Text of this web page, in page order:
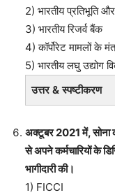
2) भारतीय प्रतिभूति और
3) भारतीय रिजर्व बैंक
4) कॉर्पोरेट मामलों के
5) भारतीय लघु उद्योग
उत्तर & स्पष्टीकरण
अक्टूबर 2021 में, सोना
से अपने कर्मचारियों के
भागीदारी की।
1) FICCI